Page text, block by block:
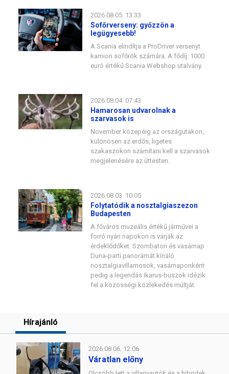
2026.08.05. 13:33
Sofőrverseny: győzzön a
legügyesebb!
A Scania elindítja a ProDriver versenyt
kamion sofőrök számára. A fődíj: 1000
euró értékű Scania Webshop utalvány.
2026.08.04. 07:43
Hamarosan udvarolnak a
szarvasok is
November közepéig az országutakon,
különösen az erdős, ligetes
szakaszokon számítani kell a szarvasok
megjelenésére az úttesten.
2026.08.03. 10:05
Folytatódik a nosztalgiaszezon
Budapesten
A főváros muzeális értékű járművei a
forró nyári napokon is várják az
érdeklődőket. Szombaton és vasárnap
Duna-parti panorámát kínáló
nosztalgiavillamosok, vasárnaponként
pedig a legendás Ikarus-buszok idézik
fel a közösségi közlekedés múltját.
Hírajánló
2026.08.06. 12:06
Váratlan előny